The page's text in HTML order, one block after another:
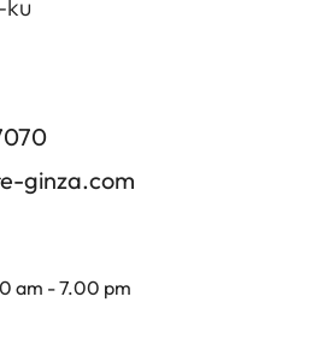
ku
ginza.com
am - 7.00 pm